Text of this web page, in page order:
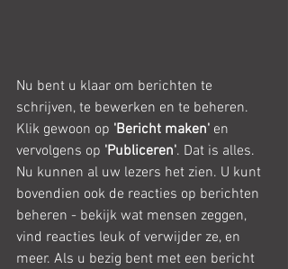
Nu bent u klaar om berichten te
schrijven, te bewerken en te beheren.
Klik gewoon op 'Bericht maken' en
vervolgens op 'Publiceren'. Dat is alles.
Nu kunnen al uw lezers het zien. U kunt
bovendien ook de reacties op berichten
beheren - bekijk wat mensen zeggen,
vind reacties leuk of verwijder ze, en
meer. Als u bezig bent met een bericht